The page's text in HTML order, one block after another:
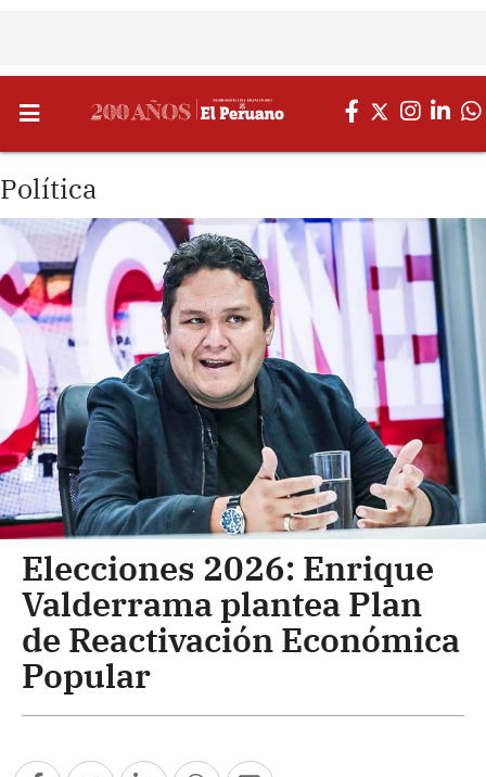
Política
Elecciones 2026: Enrique
Valderrama plantea Plan
de Reactivación Económica
Popular